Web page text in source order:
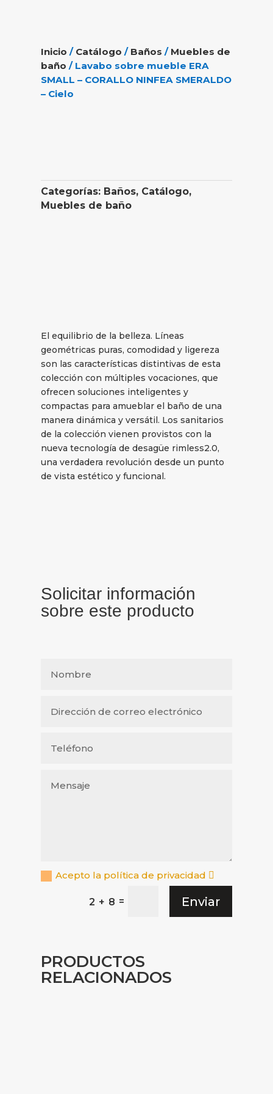
Inicio / Catálogo / Baños / Muebles de
baño / Lavabo sobre mueble ERA
SMALL – CORALLO NINFEA SMERALDO
– Cielo
Categorías: Baños, Catálogo,
Muebles de baño
El equilibrio de la belleza. Líneas
geométricas puras, comodidad y ligereza
son las características distintivas de esta
colección con múltiples vocaciones, que
ofrecen soluciones inteligentes y
compactas para amueblar el baño de una
manera dinámica y versátil. Los sanitarios
de la colección vienen provistos con la
nueva tecnología de desagüe rimless2.0,
una verdadera revolución desde un punto
de vista estético y funcional.
Solicitar información
sobre este producto
Acepto la política de privacidad
2 + 8 = Enviar
PRODUCTOS
RELACIONADOS